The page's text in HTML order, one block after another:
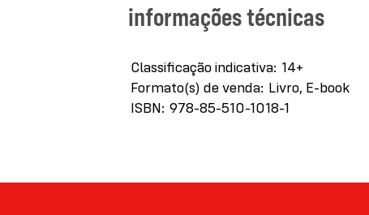
informações técnicas
Mais
informações
Classificação indicativa 14+
Formato(s) de venda Livro, E-book
ISBN 978-85-510-1018-1